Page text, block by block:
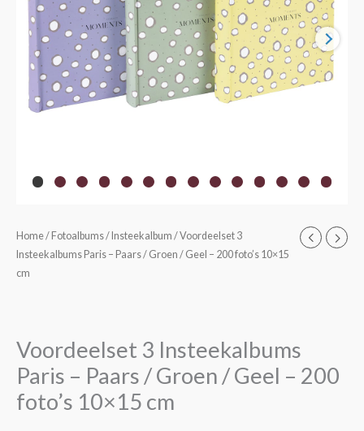
Home/ Fotoalbums/ Insteekalbum / Voordeelset 3
Insteekalbums Paris – Paars / Groen / Geel – 200 foto’s 10×15
cm
Voordeelset 3 Insteekalbums
Paris – Paars / Groen / Geel – 200
foto’s 10×15 cm
Oorspronkelijke
Huidige